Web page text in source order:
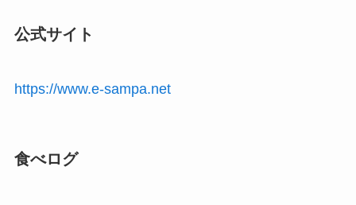
公式サイト
https://www.e-sampa.net
食べログ